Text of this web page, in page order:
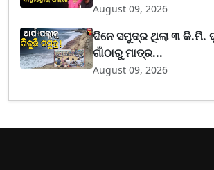
August 09, 2026
ଦିନେ ସମୁଦ୍ର ଥିଲା ୩ କି.ମି.
ଗାଁଠାରୁ ମାତ୍ର...
August 09, 2026